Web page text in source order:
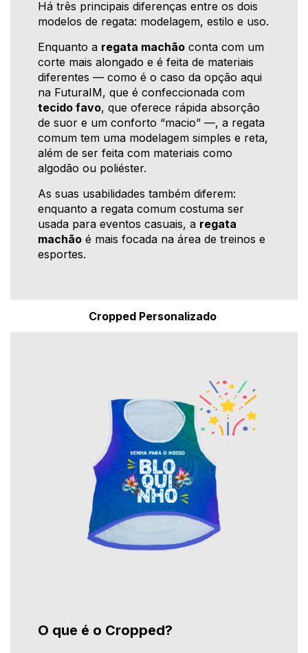
Há três principais diferenças entre os dois
modelos de regata: modelagem, estilo e uso.
Enquanto a regata machão conta com um
corte mais alongado e é feita de materiais
diferentes — como é o caso da opção aqui
na FuturaIM, que é confeccionada com
tecido favo, que oferece rápida absorção
de suor e um conforto “macio” —, a regata
comum tem uma modelagem simples e reta,
além de ser feita com materiais como
algodão ou poliéster.
As suas usabilidades também diferem:
enquanto a regata comum costuma ser
usada para eventos casuais, a regata
machão é mais focada na área de treinos e
esportes.
Cropped Personalizado
O que é o Cropped?